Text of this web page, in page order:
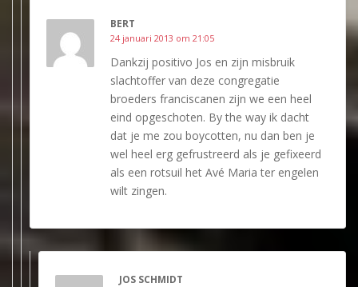
BERT
24 januari 2013 om 21:05
Dankzij positivo Jos en zijn misbruik
slachtoffer van deze congregatie
broeders franciscanen zijn we een heel
eind opgeschoten. By the way ik dacht
dat je me zou boycotten, nu dan ben je
wel heel erg gefrustreerd als je gefixeerd
als een rotsuil het Avé Maria ter engelen
wilt zingen.
JOS SCHMIDT